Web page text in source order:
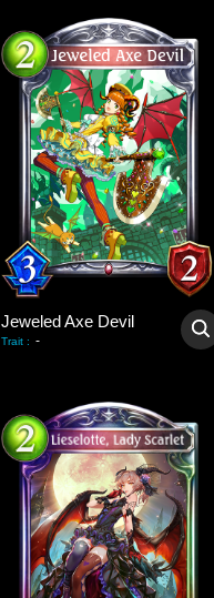
Jeweled Axe Devil
Trait : -